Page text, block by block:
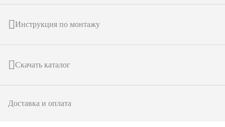
Инструкция по монтажу
Скачать каталог
Доставка и оплата